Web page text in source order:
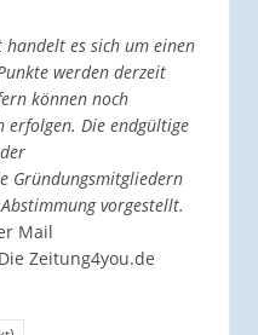
handelt es sich um einen
werden derzeit
können noch
erfolgen. Die endgültige
Gründungsmitgliedern
vorgestellt.
Mail
Zeitung4you.de